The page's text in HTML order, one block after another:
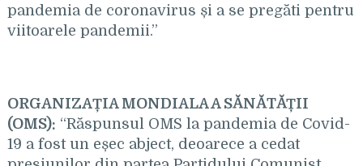
pandemia de coronavirus și a se pregăti pentru
viitoarele pandemii.”
ORGANIZAȚIA MONDIALA A SĂNĂTĂȚII
(OMS): “Răspunsul OMS la pandemia de Covid-
19 a fost un eșec abject, deoarece a cedat